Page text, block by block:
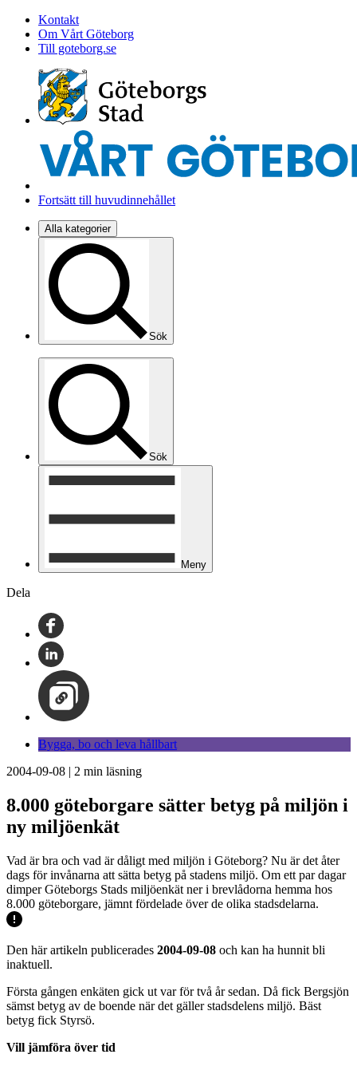
Kontakt
Om Vårt Göteborg
Till goteborg.se
Fortsätt till huvudinnehållet
Alla kategorier
Sök
Sök
Meny
Dela
Bygga, bo och leva hållbart
2004-09-08 | 2 min läsning
8.000 göteborgare sätter betyg på miljön i
ny miljöenkät
Vad är bra och vad är dåligt med miljön i Göteborg? Nu är det åter
dags för invånarna att sätta betyg på stadens miljö. Om ett par dagar
dimper Göteborgs Stads miljöenkät ner i brevlådorna hemma hos
8.000 göteborgare, jämnt fördelade över de olika stadsdelarna.
Den här artikeln publicerades 2004-09-08 och kan ha hunnit bli
inaktuell.
Första gången enkäten gick ut var för två år sedan. Då fick Bergsjön
sämst betyg av de boende när det gäller stadsdelens miljö. Bäst
betyg fick Styrsö.
Vill jämföra över tid